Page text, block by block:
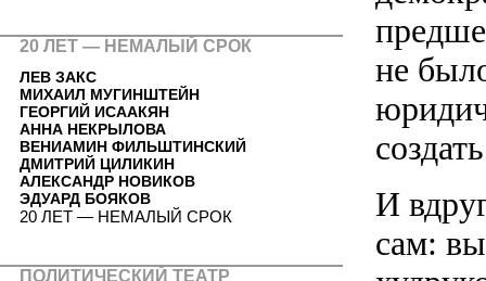
не
И
сам:
20 ЛЕТ — НЕМАЛЫЙ СРОК
ЛЕВ ЗАКС
МИХАИЛ МУГИНШТЕЙН
ГЕОРГИЙ ИСААКЯН
АННА НЕКРЫЛОВА
ВЕНИАМИН ФИЛЬШТИНСКИЙ
ДМИТРИЙ ЦИЛИКИН
АЛЕКСАНДР НОВИКОВ
ЭДУАРД БОЯКОВ
20 ЛЕТ — НЕМАЛЫЙ СРОК
ПОЛИТИЧЕСКИЙ ТЕАТР